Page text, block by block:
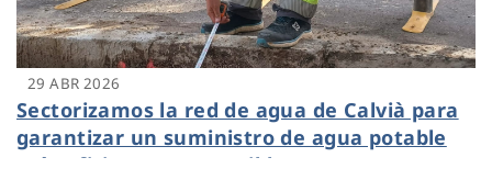
29 ABR 2026
Sectorizamos la red de agua de Calvià para
garantizar un suministro de agua potable
más eficiente y sostenible